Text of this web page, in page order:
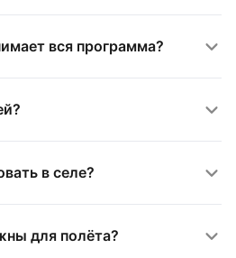
вся программа?
в селе?
для полёта?